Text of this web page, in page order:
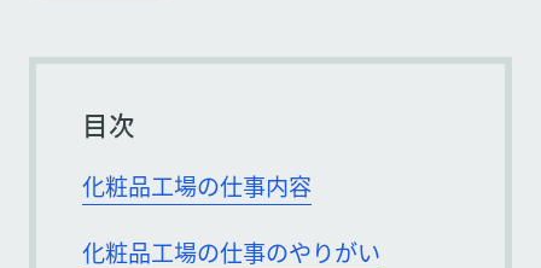
目次
化粧品工場の仕事内容
化粧品工場の仕事のやりがい